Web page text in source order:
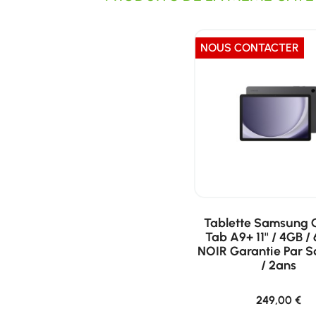
NOUS CONTACTER
Tablette Samsung
Tab A9+ 11'' / 4GB /
NOIR Garantie Par
/ 2ans
249,00 €